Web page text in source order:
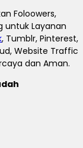
Foloowers,
untuk Layanan
, Tumblr, Pinterest,
Website Traffic
dan Aman.